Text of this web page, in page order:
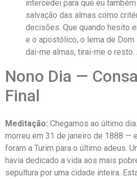
intercedei para que eu
salvação das almas como
decisões. Que quando hesito
e o apostólico, o lema de
dai-me almas, tirai-me o resto.
Nono Dia —
Final
Meditação: Chegamos ao último
morreu em 31 de janeiro de 1888 —
foram a Turim para o último adeus.
havia dedicado a vida aos mais
sepultura por uma cidade inteira.